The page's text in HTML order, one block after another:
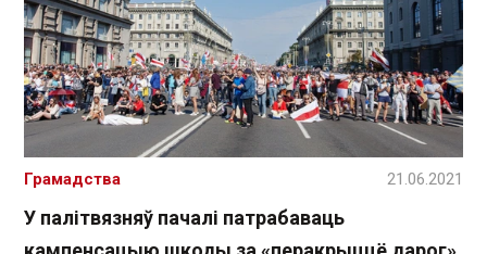
У палітвязняў пачалі патрабаваць
Грамадства 21.06.2021